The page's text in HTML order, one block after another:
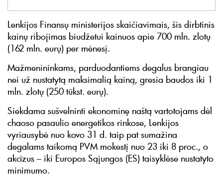
Lenkijos Finansų ministerijos skaičiavimais, šis dirbtinis
kainų ribojimas biudžetui kainuos apie 700 mln. zlotų
(162 mln. eurų) per mėnesį.
Mažmenininkams, parduodantiems degalus brangiau
nei už nustatytą maksimalią kainą, gresia baudos iki 1
mln. zlotų (250 tūkst. eurų).
Siekdama sušvelninti ekonominę naštą vartotojams dėl
chaoso pasaulio energetikos rinkose, Lenkijos
vyriausybė nuo kovo 31 d. taip pat sumažina
degalams taikomą PVM mokestį nuo 23 iki 8 proc., o
akcizus – iki Europos Sąjungos (ES) taisyklėse nustatyto
minimumo.